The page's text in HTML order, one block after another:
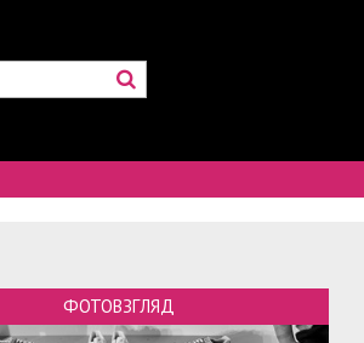
ФОТОВЗГЛЯД